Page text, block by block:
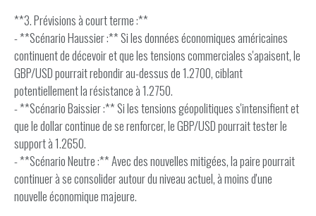
**3. Prévisions à court terme :**
- **Scénario Haussier :** Si les données économiques américaines
continuent de décevoir et que les tensions commerciales s'apaisent, le
GBP/USD pourrait rebondir au-dessus de 1.2700, ciblant
potentiellement la résistance à 1.2750.
- **Scénario Baissier :** Si les tensions géopolitiques s'intensifient et
que le dollar continue de se renforcer, le GBP/USD pourrait tester le
support à 1.2650.
- **Scénario Neutre :** Avec des nouvelles mitigées, la paire pourrait
continuer à se consolider autour du niveau actuel, à moins d'une
nouvelle économique majeure.